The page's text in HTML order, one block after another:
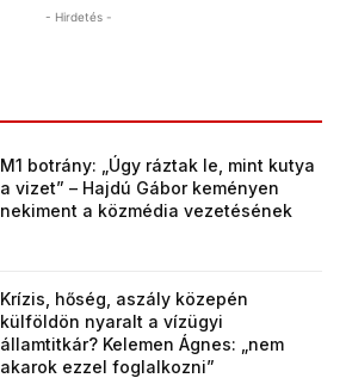
- Hirdetés -
M1 botrány: „Úgy ráztak le, mint kutya
a vizet” – Hajdú Gábor keményen
nekiment a közmédia vezetésének
Krízis, hőség, aszály közepén
külföldön nyaralt a vízügyi
államtitkár? Kelemen Ágnes: „nem
akarok ezzel foglalkozni”